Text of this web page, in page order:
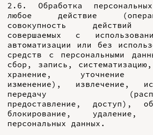
2.6. Обработка
любое действие
совокупность действий
совершаемых с
автоматизации или без
средств с персональными
сбор, запись,
хранение, уточнение
изменение), извлечение,
передачу
предоставление, доступ),
блокирование, удаление,
персональных данных.